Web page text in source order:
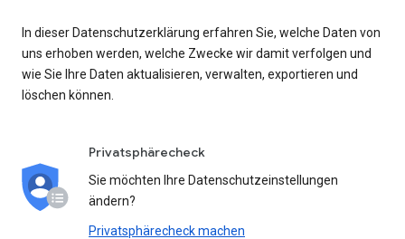
In dieser Datenschutzerklärung erfahren Sie, welche Daten von
uns erhoben werden, welche Zwecke wir damit verfolgen und
wie Sie Ihre Daten aktualisieren, verwalten, exportieren und
löschen können.
Privatsphärecheck
Sie möchten Ihre Datenschutzeinstellungen
ändern?
Privatsphärecheck machen